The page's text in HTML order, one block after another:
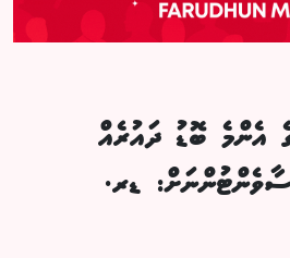
އެންމެ ބޮޑު ދައުރެއް
ޑރ.